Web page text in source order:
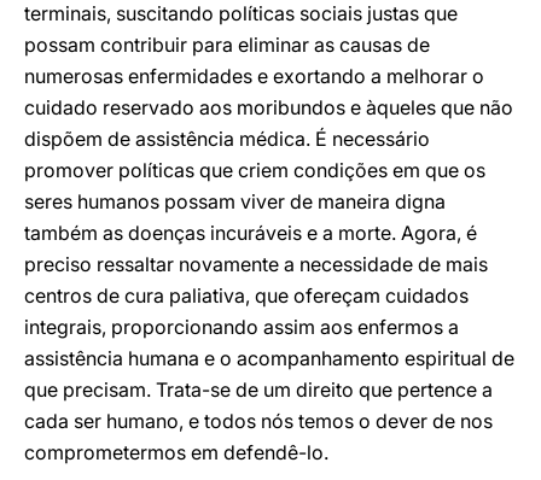
terminais, suscitando políticas sociais justas que
possam contribuir para eliminar as causas de
numerosas enfermidades e exortando a melhorar o
cuidado reservado aos moribundos e àqueles que não
dispõem de assistência médica. É necessário
promover políticas que criem condições em que os
seres humanos possam viver de maneira digna
também as doenças incuráveis e a morte. Agora, é
preciso ressaltar novamente a necessidade de mais
centros de cura paliativa, que ofereçam cuidados
integrais, proporcionando assim aos enfermos a
assistência humana e o acompanhamento espiritual de
que precisam. Trata-se de um direito que pertence a
cada ser humano, e todos nós temos o dever de nos
comprometermos em defendê-lo.